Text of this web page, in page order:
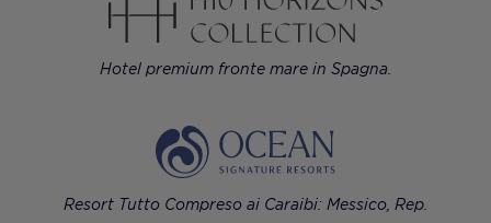
Hotel premium fronte mare in Spagna.
Resort Tutto Compreso ai Caraibi: Messico, Rep.